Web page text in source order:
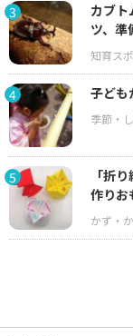
3
カブト
ツ、準
4 子ども
5
「折
作りお